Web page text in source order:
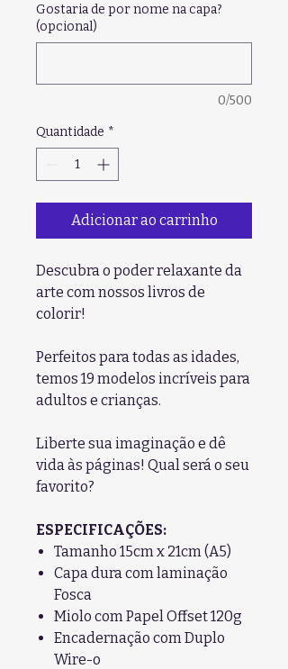
Gostaria de por nome na capa?
(opcional)
0/500
Quantidade *
Adicionar ao carrinho
Descubra o poder relaxante da
arte com nossos livros de
colorir!
Perfeitos para todas as idades,
temos 19 modelos incríveis para
adultos e crianças.
Liberte sua imaginação e dê
vida às páginas! Qual será o seu
favorito?
ESPECIFICAÇÕES:
Tamanho 15cm x 21cm (A5)
Capa dura com laminação
Fosca
Miolo com Papel Offset 120g
Encadernação com Duplo
Wire-o